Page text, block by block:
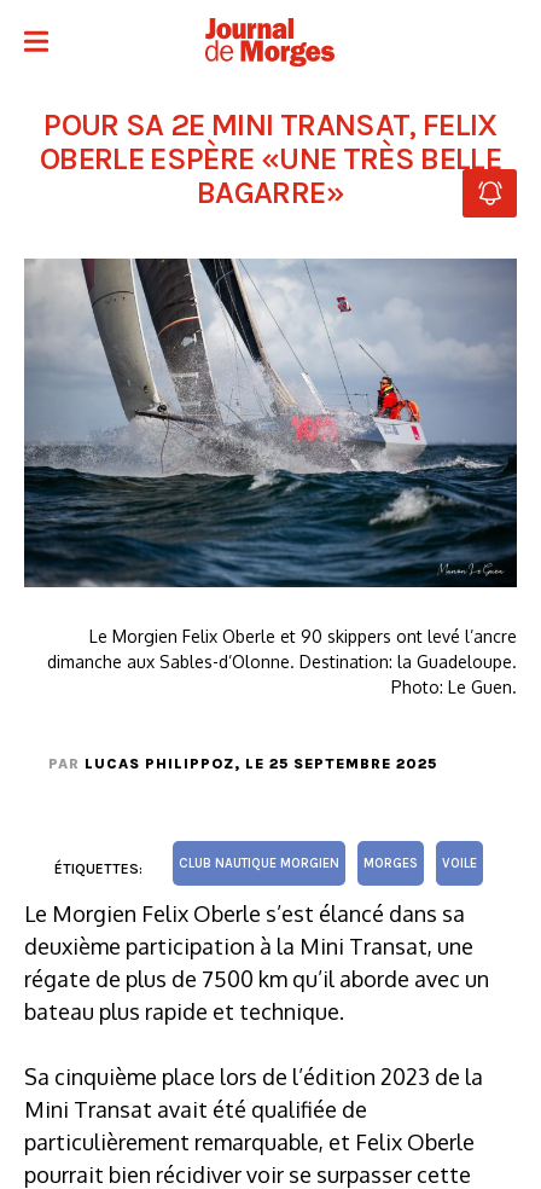
POUR SA 2E MINI TRANSAT, FELIX
OBERLE ESPÈRE «UNE TRÈS BELLE
BAGARRE»
Le Morgien Felix Oberle et 90 skippers ont levé l’ancre
dimanche aux Sables-d’Olonne. Destination: la Guadeloupe.
Photo: Le Guen.
PAR LUCAS PHILIPPOZ, LE 25 SEPTEMBRE 2025
ÉTIQUETTES: CLUB NAUTIQUE MORGIEN MORGES VOILE
Le Morgien Felix Oberle s’est élancé dans sa
deuxième participation à la Mini Transat, une
régate de plus de 7500 km qu’il aborde avec un
bateau plus rapide et technique.
Sa cinquième place lors de l’édition 2023 de la
Mini Transat avait été qualifiée de
particulièrement remarquable, et Felix Oberle
pourrait bien récidiver voir se surpasser cette